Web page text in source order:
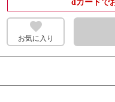
dカードで
お気に入り